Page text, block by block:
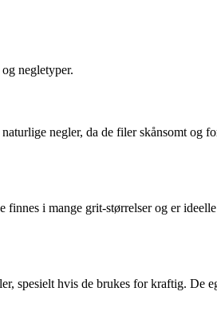
negletyper.
negler, da de filer skånsomt og
i mange grit-størrelser og er
spesielt hvis de brukes for kraftig. De